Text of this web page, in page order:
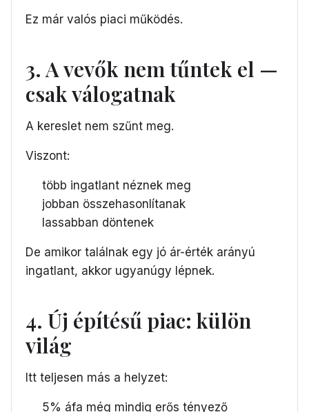
Ez már valós piaci működés.
3. A vevők nem tűntek el —
csak válogatnak
A kereslet nem szűnt meg.
Viszont:
több ingatlant néznek meg
jobban összehasonlítanak
lassabban döntenek
De amikor találnak egy jó ár-érték arányú
ingatlant, akkor ugyanúgy lépnek.
4. Új építésű piac: külön
világ
Itt teljesen más a helyzet:
5% áfa még mindig erős tényező